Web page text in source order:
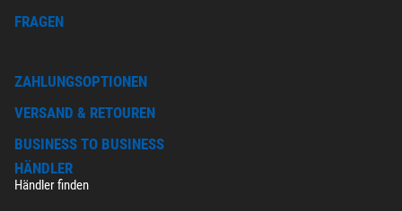
FRAGEN
ZAHLUNGSOPTIONEN
VERSAND & RETOUREN
BUSINESS TO BUSINESS
HÄNDLER
Händler finden